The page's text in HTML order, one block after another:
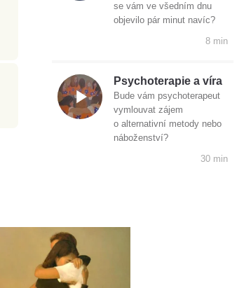
se vám ve všedním dnu
objevilo pár minut navíc?
8 min
Psychoterapie a víra
Bude vám psychoterapeut
vymlouvat zájem
o alternativní metody nebo
náboženství?
30 min